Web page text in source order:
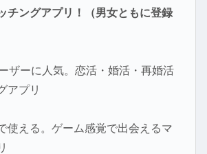
チングアプリ！（男女ともに登録
ザーに人気。恋活・婚活・再婚活
アプリ
使える。ゲーム感覚で出会えるマ